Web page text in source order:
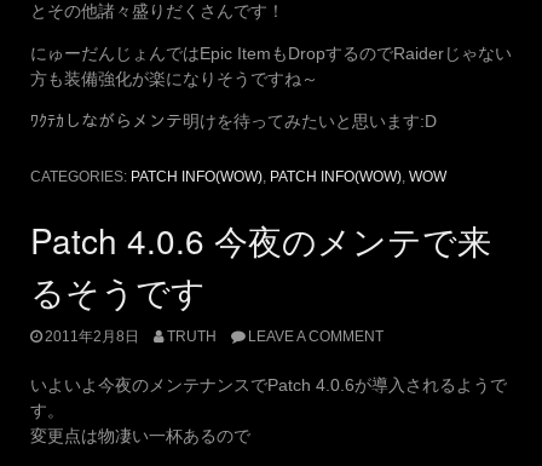
とその他諸々盛りだくさんです！
にゅーだんじょんではEpic ItemもDropするのでRaiderじゃない
方も装備強化が楽になりそうですね～
ﾜｸﾃｶしながらメンテ明けを待ってみたいと思います:D
CATEGORIES: PATCH INFO(WOW), PATCH INFO(WOW), WOW
Patch 4.0.6 今夜のメンテで来
るそうです
2011年2月8日 TRUTH LEAVE A COMMENT
いよいよ今夜のメンテナンスでPatch 4.0.6が導入されるようで
す。
変更点は物凄い一杯あるので